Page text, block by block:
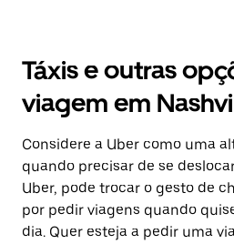
Táxis e outras
viagem em
Considere a Uber como uma
quando precisar de se
Uber, pode trocar o gesto de
por pedir viagens quando
dia. Quer esteja a pedir uma